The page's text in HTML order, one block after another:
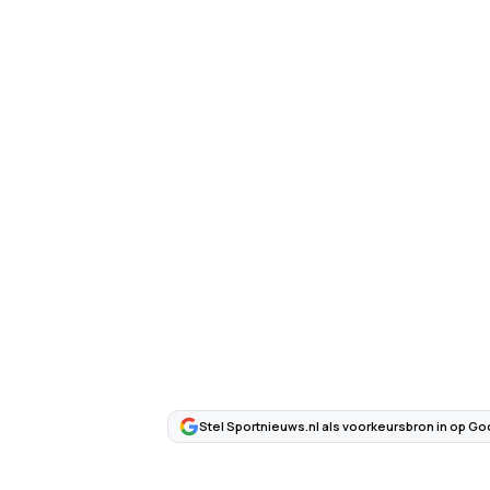
Stel Sportnieuws.nl als voorkeursbron in op